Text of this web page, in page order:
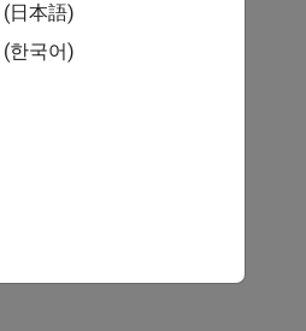
(日本語)
(한국어)